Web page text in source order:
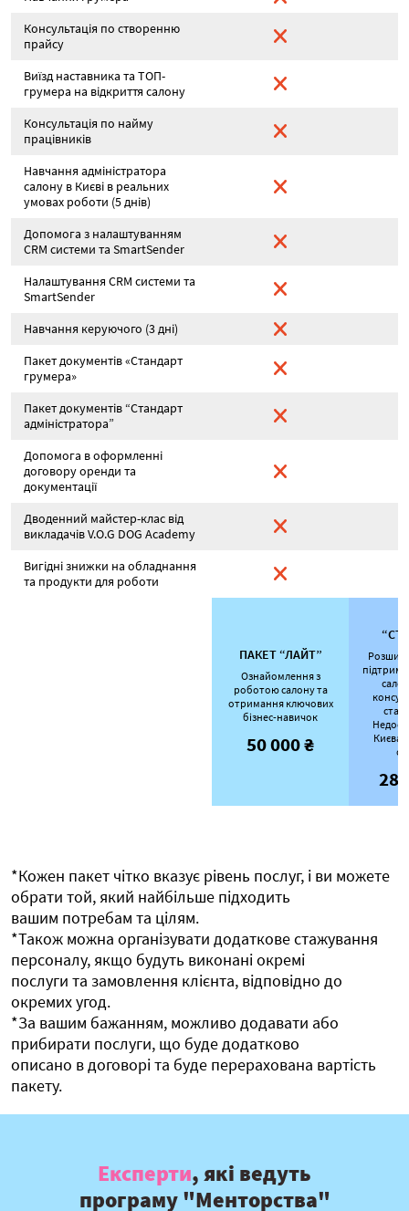
Консультація по створенню
прайсу
Виїзд наставника та ТОП-
грумера на відкриття салону
Консультація по найму
працівників
Навчання адміністратора
салону в Києві в реальних
умовах роботи (5 днів)
Допомога з налаштуванням
CRM системи та SmartSender
Налаштування CRM системи та
SmartSender
Навчання керуючого (3 дні)
Пакет документів «Стандарт
грумера»
Пакет документів “Стандарт
адміністратора”
Допомога в оформленні
договору оренди та
документації
Дводенний майстер-клас від
викладачів V.O.G DOG Аcademy
Вигідні знижки на обладнання
та продукти для роботи
ПАКЕТ “ЛАЙТ”
Ознайомлення з
роботою салону та
отримання ключових
бізнес-навичок
50 000 ₴
Києва
*Кожен пакет чітко вказує рівень послуг, і ви можете
обрати той, який найбільше підходить
вашим потребам та цілям.
*Також можна організувати додаткове стажування
персоналу, якщо будуть виконані окремі
послуги та замовлення клієнта, відповідно до
окремих угод.
*За вашим бажанням, можливо додавати або
прибирати послуги, що буде додатково
описано в договорі та буде перерахована вартість
пакету.
Експерти, які ведуть
програму "Менторства"